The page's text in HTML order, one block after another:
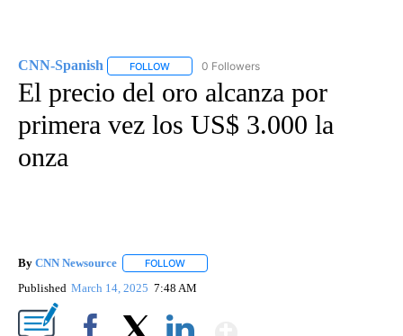
CNN-Spanish FOLLOW FOLLOW "CNN-SPANISH" TO RECEIVE
0 Followers
El precio del oro alcanza por
primera vez los US$ 3.000 la
onza
By CNN Newsource FOLLOW
Published March 14, 2025 7:48 AM